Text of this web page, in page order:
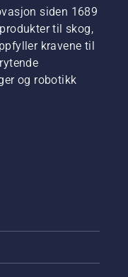
siden 1689
til skog,
kravene til
og robotikk